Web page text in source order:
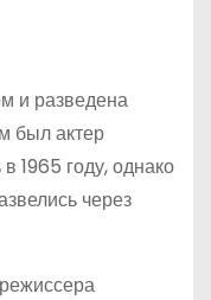
и разведена
был актер
1965 году, однако
через